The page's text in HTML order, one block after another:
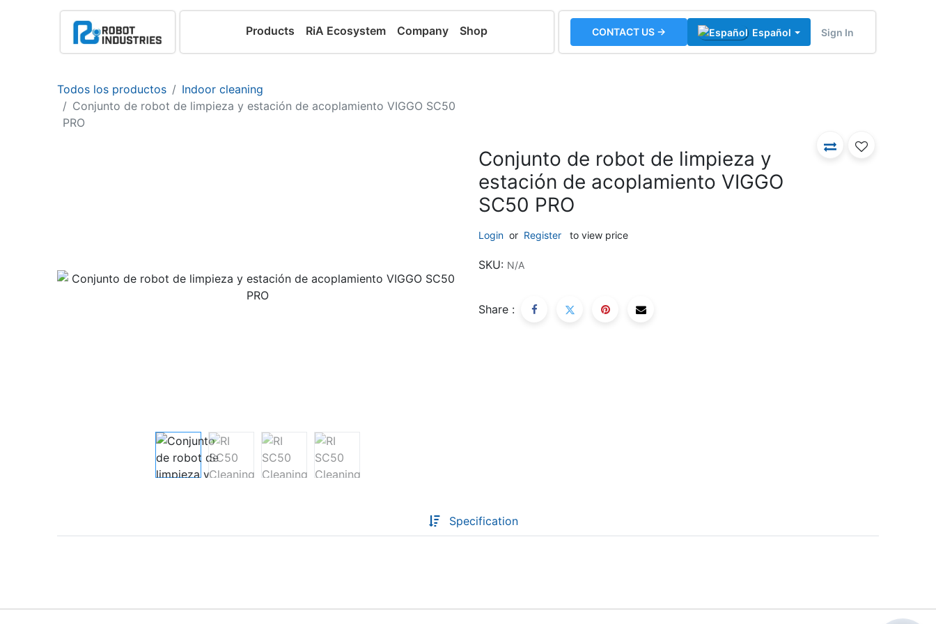
Products RiA Ecosystem Company Shop CONTACT US → Español Sign In
Todos los productos
Indoor cleaning
Conjunto de robot de limpieza y estación de acoplamiento VIGGO SC50
PRO
Conjunto de robot de limpieza y
estación de acoplamiento VIGGO
SC50 PRO
Login or Register to view price
SKU: N/A
Share :
Specification